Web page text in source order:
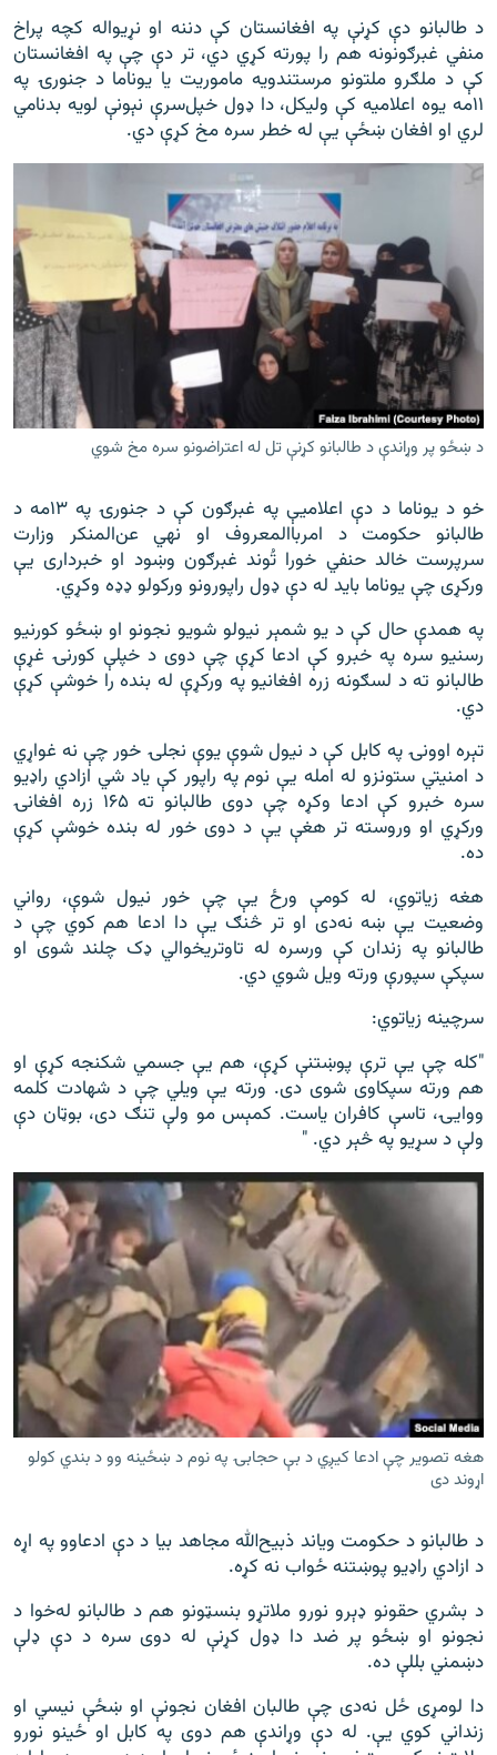
د طالبانو دې کړنې په افغانستان کې دننه او نړیواله کچه پراخ
منفي غبرګونونه هم را پورته کړي دي، تر دې چې په افغانستان
کې د ملګرو ملتونو مرستندویه ماموریت یا یوناما د جنورۍ په
۱۱مه یوه اعلامیه کې ولیکل، دا ډول خپل‌سرې نېونې لویه بدنامي
لري او افغان ښځې یې له خطر سره مخ کړې دي.
د ښځو پر وړاندې د طالبانو کړنې تل له اعتراضونو سره مخ شوي
خو د یوناما د دې اعلامیې په غبرګون کې د جنورۍ په ۱۳مه د
طالبانو حکومت د امرباالمعروف او نهي عن‌المنکر وزارت
سرپرست خالد حنفي خورا تُوند غبرګون وښود او خبرداری یې
ورکړی چې یوناما باید له دې ډول راپورونو ورکولو ډډه وکړي.
په همدې حال کې د یو شمېر نیولو شویو نجونو او ښځو کورنیو
رسنیو سره په خبرو کې ادعا کړې چې دوی د خپلې کورنۍ غړې
طالبانو ته د لسګونه زره افغانیو په ورکړې له بنده را خوشې کړې
دي.
تېره اوونۍ په کابل کې د نیول شوې یوې نجلۍ خور چې نه غواړي
د امنیتي ستونزو له امله یې نوم په راپور کې یاد شي ازادي راډیو
سره خبرو کې ادعا وکړه چې دوی طالبانو ته ۱۶۵ زره افغانۍ
ورکړي او وروسته تر هغې یې د دوی خور له بنده خوشې کړې
ده.
هغه زیاتوي، له کومې ورځ یې چې خور نیول شوې، رواني
وضعیت یې ښه نه‌دی او تر څنګ یې دا ادعا هم کوي چې د
طالبانو په زندان کې ورسره له تاوتریخوالي ډک چلند شوی او
سپکې سپورې ورته ویل شوي دي.
سرچینه زیاتوي:
"کله چې یې ترې پوښتنې کړې، هم یې جسمي شکنجه کړې او
هم ورته سپکاوی شوی دی. ورته یې ویلي چې د شهادت کلمه
ووايۍ، تاسې کافران یاست. کمېس مو ولې تنګ دی، بوټان دې
ولې د سړیو په څېر دي. "
هغه تصویر چې ادعا کیږي د بې حجابۍ په نوم د ښځینه وو د بندي کولو
اړوند دی
د طالبانو د حکومت ویاند ذبیح‌الله مجاهد بیا د دې ادعاوو په اړه
د ازادي راډيو پوښتنه ځواب نه کړه.
د بشري حقونو ډېرو نورو ملاتړو بنسټونو هم د طالبانو له‌خوا د
نجونو او ښځو پر ضد دا ډول کړنې له دوی سره د دې ډلې
دښمني بللې ده.
دا لومړی ځل نه‌دی چې طالبان افغان نجونې او ښځې نیسي او
زنداني کوي یې. له دې وړاندې هم دوی په کابل او ځینو نورو